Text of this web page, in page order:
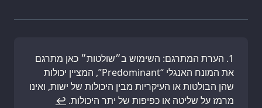
הערת המתרגם: השימוש ב״שולטות״ כאן מתרגם
את המונח האנגלי “Predominant”, המציין יכולות
שהן הבולטות או העיקריות מבין היכולות של ישות, ואינו
מרמז על שליטה או כפיפות של יתר היכולות. ↩